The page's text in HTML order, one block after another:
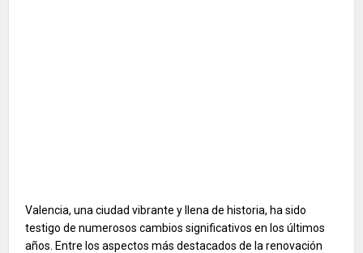
Valencia, una ciudad vibrante y llena de historia, ha sido
testigo de numerosos cambios significativos en los últimos
años. Entre los aspectos más destacados de la renovación